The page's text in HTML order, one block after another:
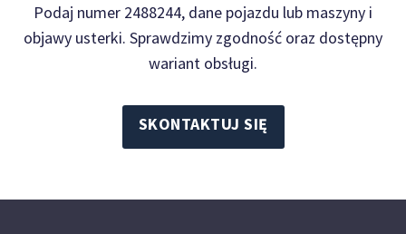
Podaj numer 2488244, dane pojazdu lub maszyny i
objawy usterki. Sprawdzimy zgodność oraz dostępny
wariant obsługi.
SKONTAKTUJ SIĘ